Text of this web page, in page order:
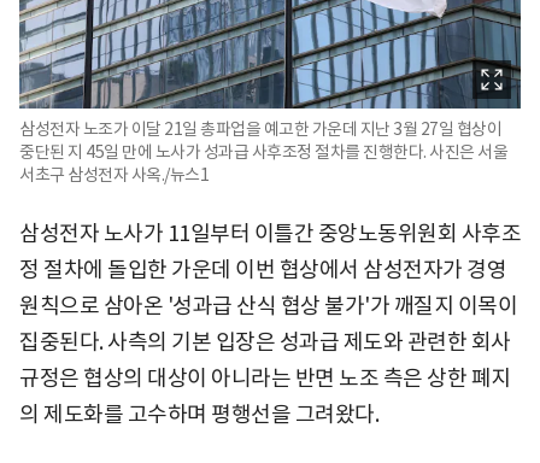
삼성전자 노조가 이달 21일 총파업을 예고한 가운데 지난 3월 27일 협상이
중단된 지 45일 만에 노사가 성과급 사후조정 절차를 진행한다. 사진은 서울
서초구 삼성전자 사옥./뉴스1
삼성전자 노사가 11일부터 이틀간 중앙노동위원회 사후조
정 절차에 돌입한 가운데 이번 협상에서 삼성전자가 경영
원칙으로 삼아온 '성과급 산식 협상 불가'가 깨질지 이목이
집중된다. 사측의 기본 입장은 성과급 제도와 관련한 회사
규정은 협상의 대상이 아니라는 반면 노조 측은 상한 폐지
의 제도화를 고수하며 평행선을 그려왔다.